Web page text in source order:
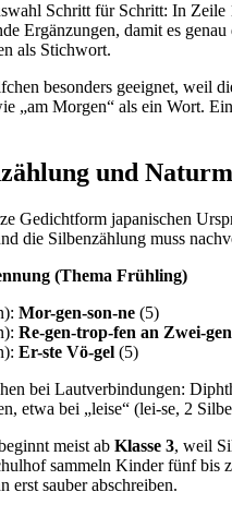
Schritt für Schritt: In
Ergänzungen, damit es
als Stichwort.
besonders geeignet, weil
„am Morgen“ als ein Wort.
und
Gedichtform japanischen
die Silbenzählung muss
(Thema Frühling)
Mor-gen-son-ne (5)
Re-gen-trop-fen an Zwei-gen
Er-ste Vö-gel (5)
bei Lautverbindungen:
etwa bei „leise“ (lei-se, 2
meist ab Klasse 3, weil
sammeln Kinder fünf bis
erst sauber abschreiben.